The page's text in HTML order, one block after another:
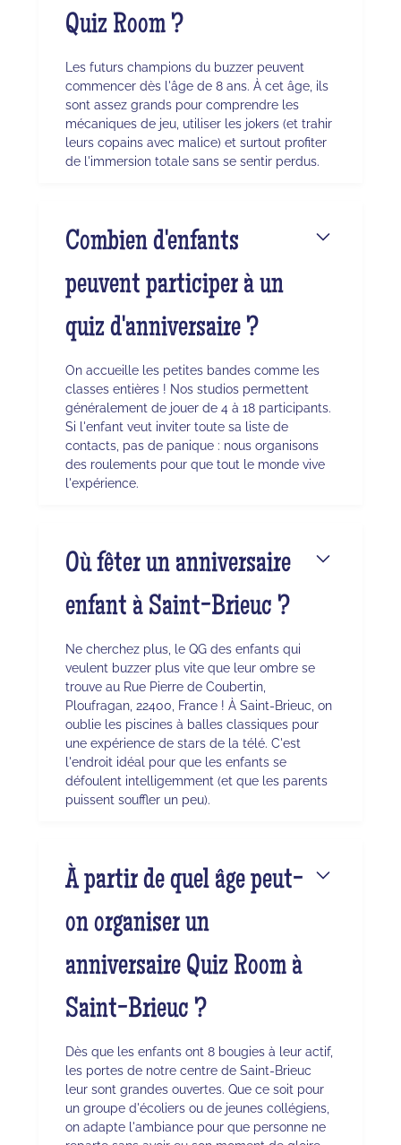
Quiz Room ?
Les futurs champions du buzzer peuvent
commencer dès l'âge de 8 ans. À cet âge, ils
sont assez grands pour comprendre les
mécaniques de jeu, utiliser les jokers (et trahir
leurs copains avec malice) et surtout profiter
de l'immersion totale sans se sentir perdus.
Combien d'enfants
peuvent participer à un
quiz d'anniversaire ?
On accueille les petites bandes comme les
classes entières ! Nos studios permettent
généralement de jouer de 4 à 18 participants.
Si l'enfant veut inviter toute sa liste de
contacts, pas de panique : nous organisons
des roulements pour que tout le monde vive
l'expérience.
Où fêter un anniversaire
enfant à Saint-Brieuc ?
Ne cherchez plus, le QG des enfants qui
veulent buzzer plus vite que leur ombre se
trouve au Rue Pierre de Coubertin,
Ploufragan, 22400, France ! À Saint-Brieuc, on
oublie les piscines à balles classiques pour
une expérience de stars de la télé. C'est
l'endroit idéal pour que les enfants se
défoulent intelligemment (et que les parents
puissent souffler un peu).
À partir de quel âge peut-
on organiser un
anniversaire Quiz Room à
Saint-Brieuc ?
Dès que les enfants ont 8 bougies à leur actif,
les portes de notre centre de Saint-Brieuc
leur sont grandes ouvertes. Que ce soit pour
un groupe d'écoliers ou de jeunes collégiens,
on adapte l'ambiance pour que personne ne